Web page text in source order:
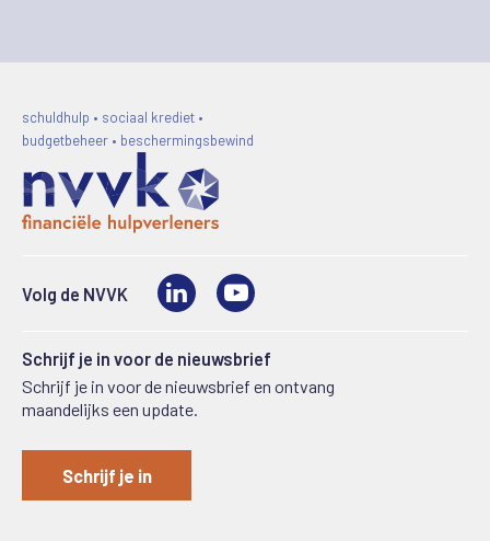
schuldhulp • sociaal krediet •
budgetbeheer • beschermingsbewind
Volg de NVVK LinkedIn
Schrijf je in voor de nieuwsbrief
Schrijf je in voor de nieuwsbrief en ontvang
maandelijks een update.
Schrijf je in